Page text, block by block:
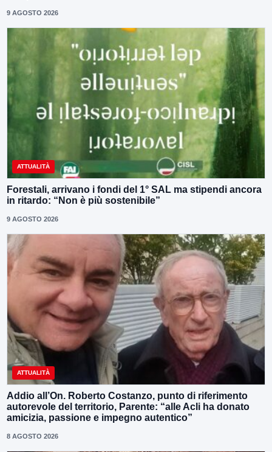
9 AGOSTO 2026
ATTUALITÀ
Forestali, arrivano i fondi del 1° SAL ma stipendi ancora
in ritardo: “Non è più sostenibile”
9 AGOSTO 2026
ATTUALITÀ
Addio all’On. Roberto Costanzo, punto di riferimento
autorevole del territorio, Parente: “alle Acli ha donato
amicizia, passione e impegno autentico”
8 AGOSTO 2026